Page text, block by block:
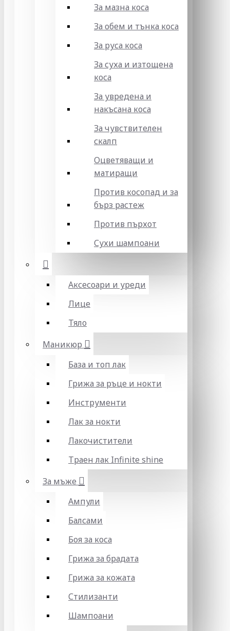
За мазна коса
За обем и тънка коса
За руса коса
За суха и изтощена
коса
За увредена и
накъсана коса
За чувствителен
скалп
Оцветяващи и
матиращи
Против косопад и за
бърз растеж
Против пърхот
Сухи шампоани
Аксесоари и уреди
Лице
Тяло
Маникюр
База и топ лак
Грижа за ръце и нокти
Инструменти
Лак за нокти
Лакочистители
Траен лак Infinite shine
За мъже
Ампули
Балсами
Боя за коса
Грижа за брадата
Грижа за кожата
Стилизанти
Шампоани